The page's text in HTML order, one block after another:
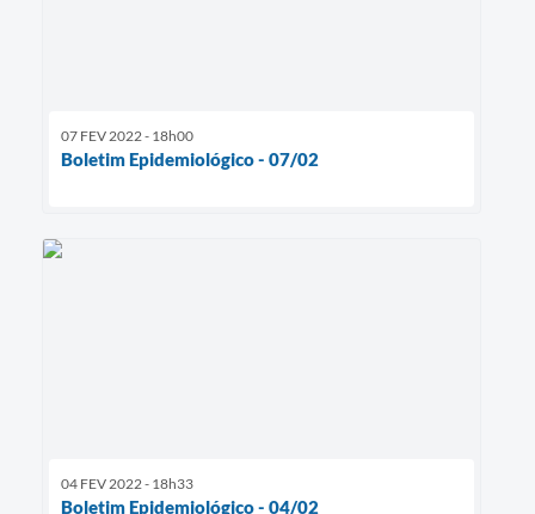
07 FEV 2022 - 18h00
Boletim Epidemiológico - 07/02
04 FEV 2022 - 18h33
Boletim Epidemiológico - 04/02